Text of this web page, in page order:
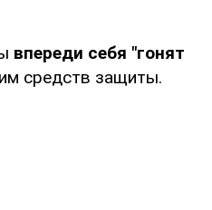
впереди себя "гонят
средств защиты.